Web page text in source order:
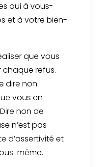
oui à vous-
et à votre bien-
que vous
chaque refus.
dire non
vous en
non de
n’est pas
d’assertivité et
même.